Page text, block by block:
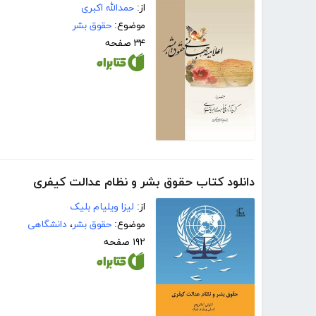
از: حمدالله اکبری
موضوع: حقوق بشر
۳۴ صفحه
دانلود کتاب حقوق بشر و نظام عدالت کیفری
از: لیزا ویلیام بلیک
موضوع: حقوق بشر، دانشگاهی
۱۹۲ صفحه